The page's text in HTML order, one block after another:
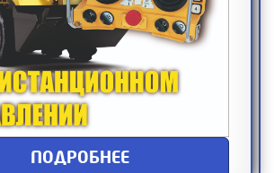
ПОДРОБНЕЕ